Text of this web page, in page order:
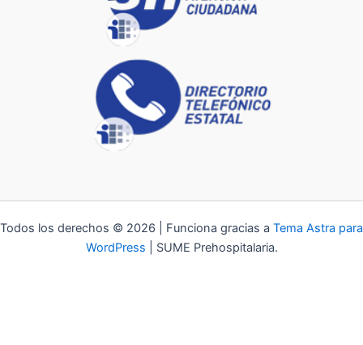
Todos los derechos © 2026 | Funciona gracias a Tema Astra para
WordPress | SUME Prehospitalaria.